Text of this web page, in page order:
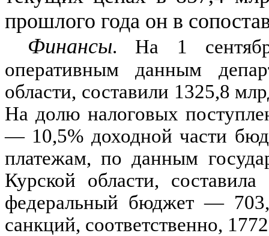
прошлого года он в
Финансы. На 1
оперативным данным
области, составили 1325,8
На долю налоговых
— 10,5% доходной части
платежам, по данным
Курской области, составила
федеральный бюджет—
санкций, соответственно,